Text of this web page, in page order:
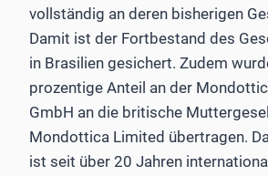
vollständig an deren bisherigen
Damit ist der Fortbestand des
in Brasilien gesichert. Zudem
prozentige Anteil an der
GmbH an die britische
Mondottica Limited übertragen.
ist seit über 20 Jahren